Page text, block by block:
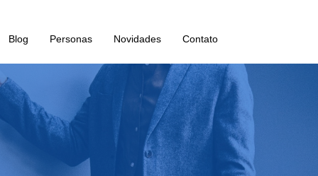
Blog Personas Novidades Contato